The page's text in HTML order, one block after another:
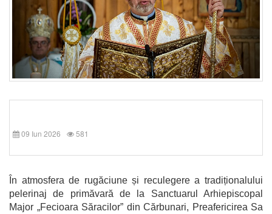
09 Iun 2026 581
În atmosfera de rugăciune și reculegere a tradiționalului
pelerinaj de primăvară de la Sanctuarul Arhiepiscopal
Major „Fecioara Săracilor” din Cărbunari, Preafericirea Sa